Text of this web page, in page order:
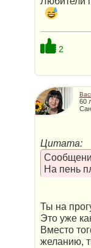
2
60
Цитата:
На пень
Ты на
Это уже
Вместо
желанию,